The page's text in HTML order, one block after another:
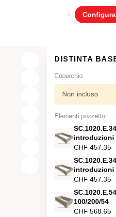
DISTINTA
Coperchio
Non incluso
Elementi pozzetto
introduzioni
CHF 457.35
introduzioni
CHF 457.35
100/200/54
CHF 568.65